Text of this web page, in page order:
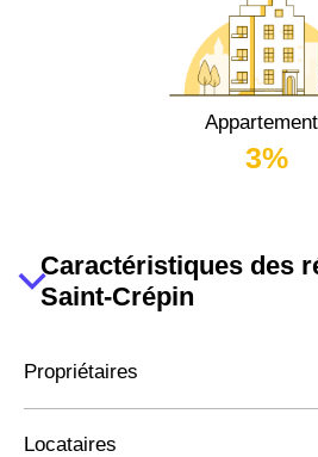
3%
Caractéristiques des
Saint-Crépin
Propriétaires
Locataires